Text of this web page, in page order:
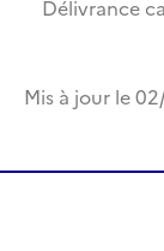
Mis à jour le
Délivrance